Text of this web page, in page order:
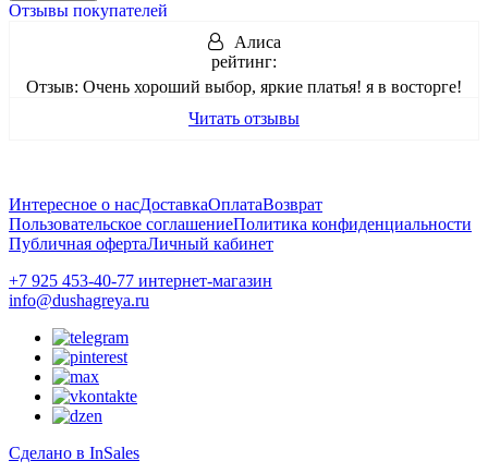
Отзывы покупателей
Алиса
рейтинг:
Отзыв: Очень хороший выбор, яркие платья! я в восторге!
Читать отзывы
Интересное о насДоставкаОплатаВозврат
Пользовательское соглашениеПолитика конфиденциальности
Публичная офертаЛичный кабинет
+7 925 453-40-77 интернет-магазин
info@dushagreya.ru
Сделано в InSales